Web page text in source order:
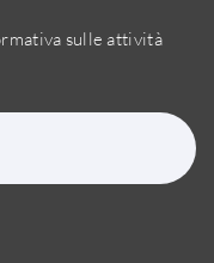
sulle attività